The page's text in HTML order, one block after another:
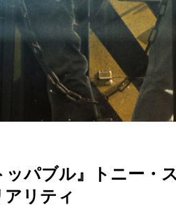
ッパブル』トニー・
リティ